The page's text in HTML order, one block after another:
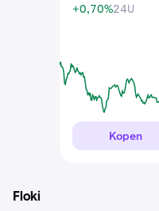
+0,70%24U
Kopen
Floki